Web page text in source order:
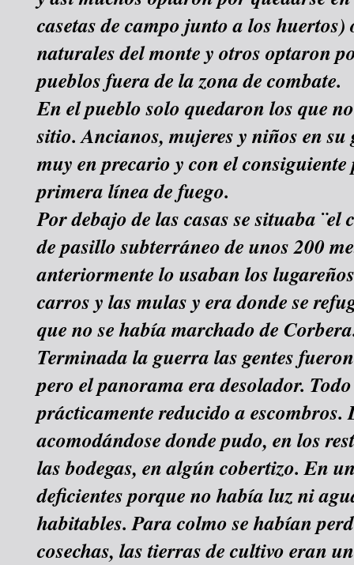
casetas de campo junto a los huertos)
naturales del monte y otros optaron
pueblos fuera de la zona de combate.
En el pueblo solo quedaron los que
sitio. Ancianos, mujeres y niños en
muy en precario y con el
primera línea de fuego.
Por debajo de las casas se situaba ¨el
de pasillo subterráneo de unos 200
anteriormente lo usaban los
carros y las mulas y era donde se
que no se había marchado de
Terminada la guerra las gentes
pero el panorama era desolador.
prácticamente reducido a escombros.
acomodándose donde pudo, en los
las bodegas, en algún cobertizo. En
deficientes porque no había luz ni
habitables. Para colmo se habían
cosechas, las tierras de cultivo eran